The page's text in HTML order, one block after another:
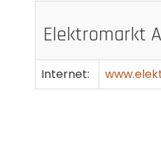
Elektromarkt
Internet: